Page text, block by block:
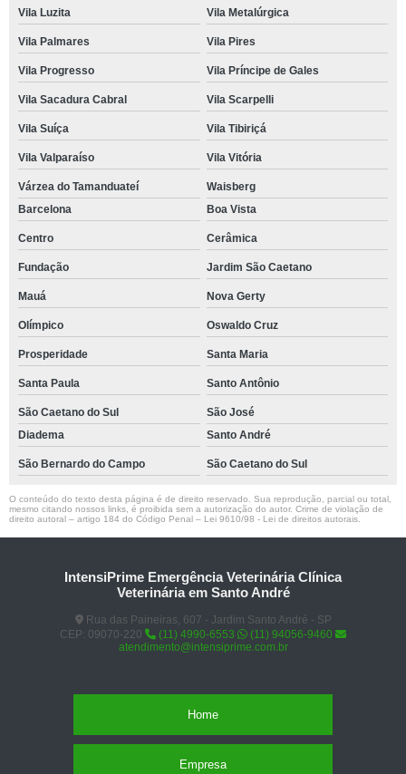
Vila Luzita Vila Metalúrgica
Vila Palmares Vila Pires
Vila Progresso Vila Príncipe de Gales
Vila Sacadura Cabral Vila Scarpelli
Vila Suíça Vila Tibiriçá
Vila Valparaíso Vila Vitória
Várzea do Tamanduateí
Waisberg
Barcelona
Boa Vista
Centro Cerâmica
Fundação Jardim São Caetano
Mauá Nova Gerty
Olímpico Oswaldo Cruz
Prosperidade Santa Maria
Santa Paula Santo Antônio
São Caetano do Sul
São José
Diadema
Santo André
São Bernardo do Campo São Caetano do Sul
O conteúdo do texto desta página é de direito reservado. Sua reprodução, parcial ou total,
mesmo citando nossos links, é proibida sem a autorização do autor. Crime de violação de
direito autoral – artigo 184 do Código Penal – Lei 9610/98 - Lei de direitos autorais
IntensiPrime Emergência Veterinária Clínica
Veterinária em Santo André
Rua das Paineiras, 607 - Jardim Santo André - SP
CEP: 09070-220
(11) 4990-6553
(11) 94056-9460
atendimento@intensiprime.com.br
Home
Empresa